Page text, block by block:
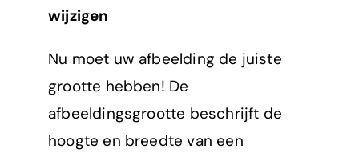
wijzigen
Nu moet uw afbeelding de juiste
grootte hebben! De
afbeeldingsgrootte beschrijft de
hoogte en breedte van een